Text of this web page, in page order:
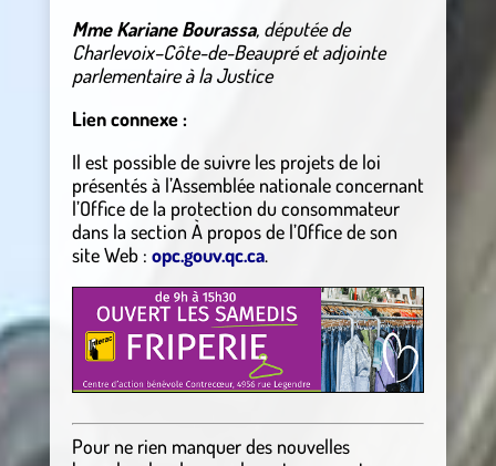
Mme Kariane Bourassa, députée de
Charlevoix–Côte-de-Beaupré et adjointe
parlementaire à la Justice
Lien connexe :
Il est possible de suivre les projets de loi
présentés à l’Assemblée nationale concernant
l’Office de la protection du consommateur
dans la section À propos de l’Office de son
site Web : opc.gouv.qc.ca.
Pour ne rien manquer des nouvelles